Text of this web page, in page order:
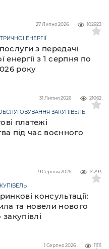
102923
27 Липня 2026
з передачі
енергії з 1 серпня по
року
ЕНЕРГІЇ
21062
31 Липня 2026
платежі
під час воєнного
ЗАКУПІВЕЛЬ
14293
9 Серпня 2026
консультації:
та новели нового
11111
1 Серпня 2026